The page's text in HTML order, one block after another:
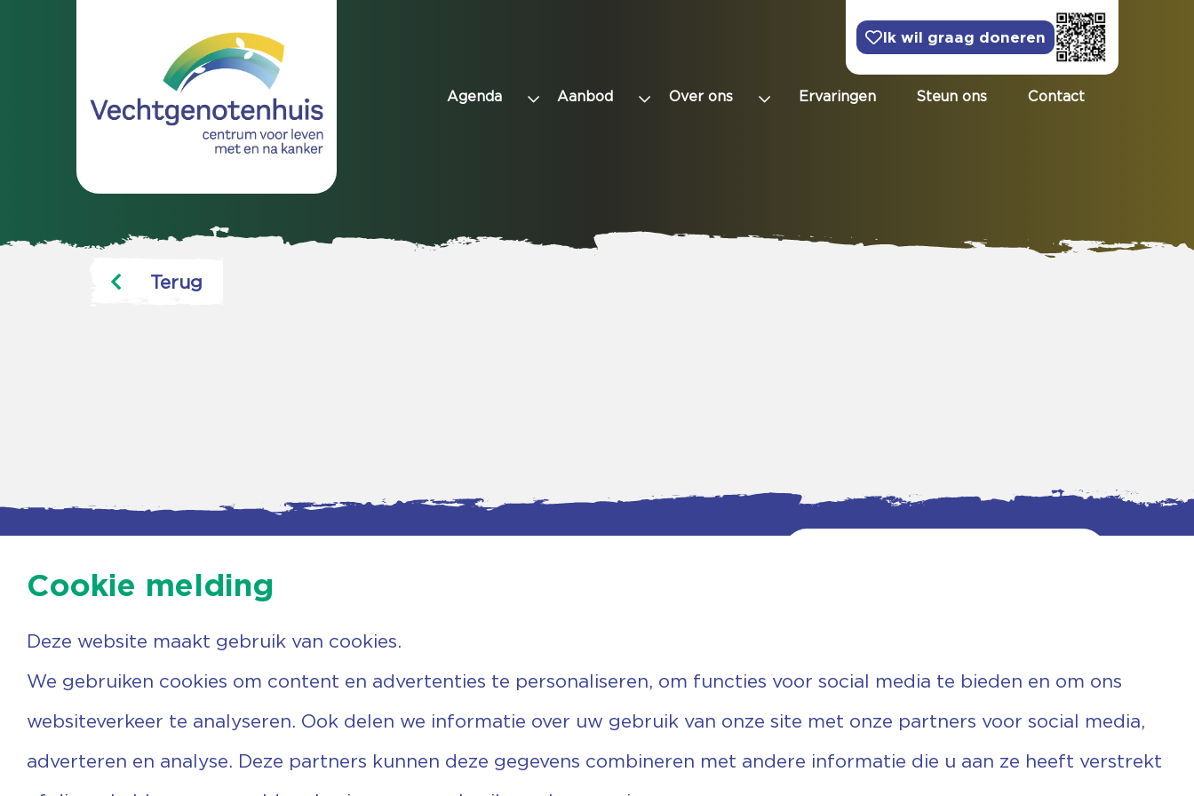
Ik wil graag doneren
Agenda Aanbod Over ons Ervaringen Steun ons Contact
Terug
Agenda
Nieuwsbrief
Vrijwilligers
Steun ons
Contactgegevens
7731 PA Ommen
0529 455 767
info@vechtgenoten.nl
Fiscaal: 819280288
Rek.nr: NL85RABO0127579230
Cookie melding
Deze website maakt gebruik van cookies.
We gebruiken cookies om content en advertenties te personaliseren, om functies voor social media te bieden en om ons
websiteverkeer te analyseren. Ook delen we informatie over uw gebruik van onze site met onze partners voor social media,
adverteren en analyse. Deze partners kunnen deze gegevens combineren met andere informatie die u aan ze heeft verstrekt